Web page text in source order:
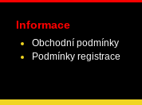
Informace
Obchodní podmínky
Podmínky registrace